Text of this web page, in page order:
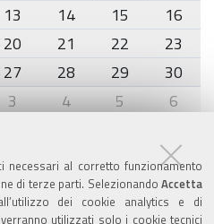
necessari al corretto funzionamento
di terze parti. Selezionando Accetta
dei cookie analytics e di
utilizzati solo i cookie tecnici
13 14 15
16
20 21 22
23
27 28 29
30
3 4 5 6